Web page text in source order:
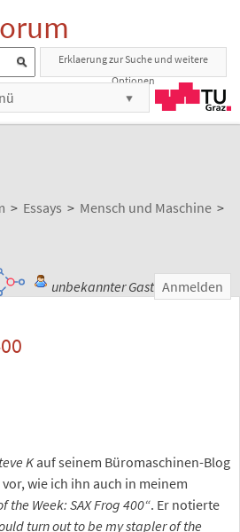
Erklaerung zur Suche und weitere
Optionen
> Essays > Mensch und Maschine >
unbekannter Gast Anmelden
Kauf seinem Büromaschinen-Blog
vor, wie ich ihn auch in meinem
the Week: SAX Frog 400“. Er notierte
turn out to be my stapler of the